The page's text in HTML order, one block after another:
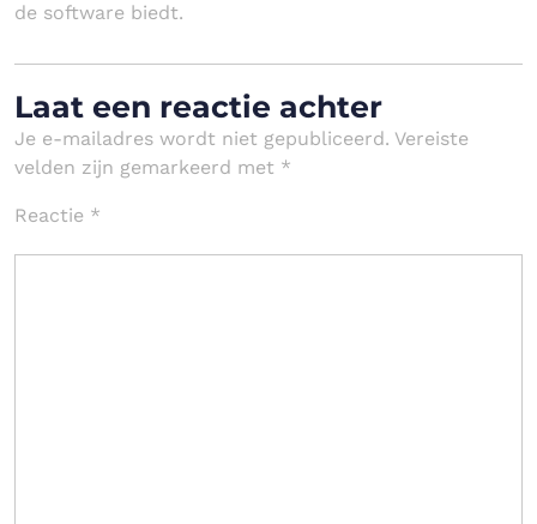
de software biedt.
Laat een reactie achter
Je e-mailadres wordt niet gepubliceerd. Vereiste
velden zijn gemarkeerd met *
Reactie *